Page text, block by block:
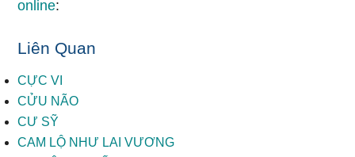
online:
Liên Quan
CỰC VI
CỬU NÃO
CƯ SỸ
CAM LỘ NHƯ LAI VƯƠNG